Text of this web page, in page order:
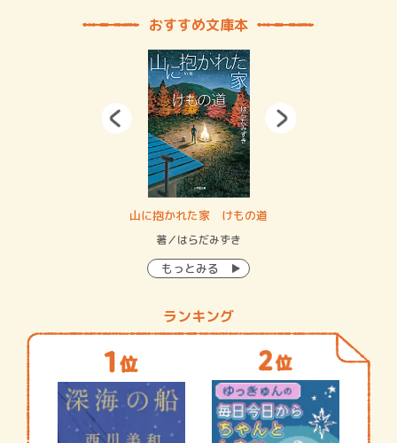
おすすめ文庫本
山に抱かれた家 けもの道
著／はらだみずき
もっとみる
ランキング